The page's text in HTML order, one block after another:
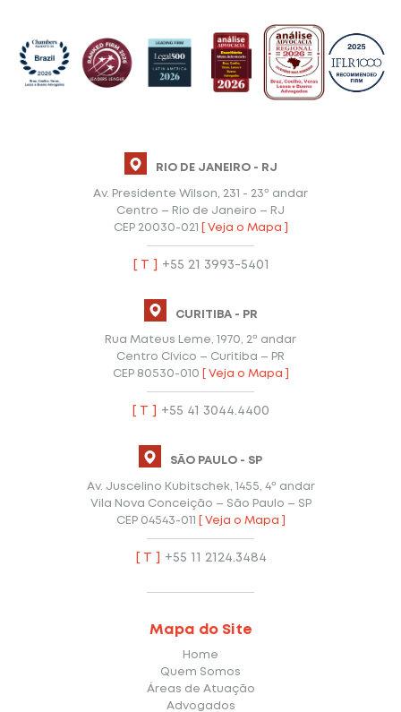
RIO DE JANEIRO - RJ
Av. Presidente Wilson, 231 - 23º andar
Centro – Rio de Janeiro – RJ
CEP 20030-021
[ Veja o Mapa ]
[ T ] +55 21 3993-5401
CURITIBA - PR
Rua Mateus Leme, 1970, 2º andar
Centro Cívico – Curitiba – PR
CEP 80530-010
[ Veja o Mapa ]
[ T ] +55 41 3044.4400
SÃO PAULO - SP
Av. Juscelino Kubitschek, 1455, 4º andar
Vila Nova Conceição – São Paulo – SP
CEP 04543-011
[ Veja o Mapa ]
[ T ] +55 11 2124.3484
Mapa do Site
Home
Quem Somos
Áreas de Atuação
Advogados